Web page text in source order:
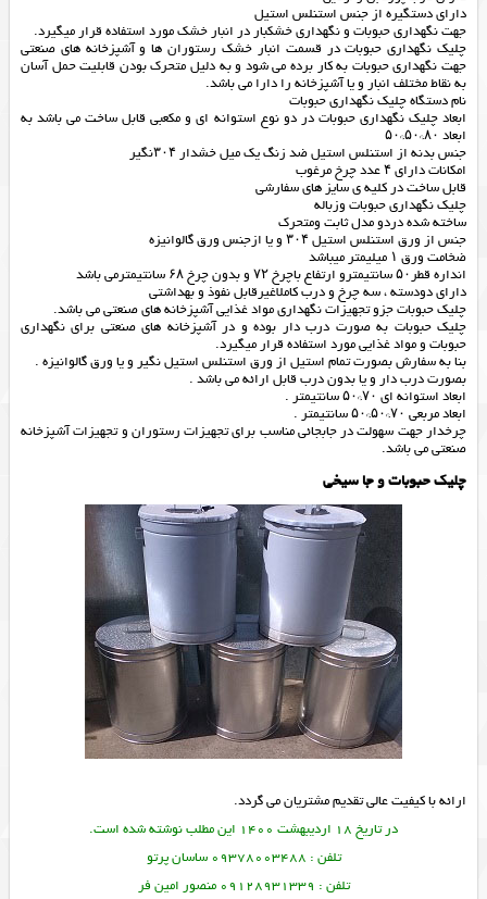
دارای دستگیره از جنس استنلس استیل
جهت نگهداری حبوبات و نگهداری خشکبار در انبار خشک مورد استفاده قرار میگیرد.
چلیک نگهداری حبوبات در قسمت انبار خشک رستوران ها و آشپزخانه های صنعتی
جهت نگهداری حبوبات به کار برده می شود و به دلیل متحرک بودن قابلیت حمل آسان
به نقاط مختلف انبار و یا آشپزخانه را دارا می باشد.
نام دستگاه چلیک نگهداری حبوبات
ابعاد چلیک نگهداری حبوبات در دو نوع استوانه ای و مکعبی قابل ساخت می باشد به
ابعاد ۸۰*۵۰*۵۰
جنس بدنه از استنلس استیل ضد زنگ یک میل خشدار ۳۰۴نگیر
امکانات دارای ۴ عدد چرخ مرغوب
قابل ساخت در کلیه ی سایز های سفارشی
چلیک نگهداری حبوبات وزباله
ساخته شده دردو مدل ثابت ومتحرک
جنس از ورق استنلس استیل ۳۰۴ و یا ازجنس ورق گالوانیزه
ضخامت ورق ۱ میلیمتر میباشد
انداره قطر۵۰ سانتیمترو ارتفاع باچرخ ۷۲ و بدون چرخ ۶۸ سانتیمترمی باشد
دارای دودسته ، سه چرخ و درب کاملاغیرقابل نفوذ و بهداشتی
چلیک حبوبات جزو تجهیزات نگهداری مواد غذایی آشپزخانه های صنعتی می باشد.
چلیک حبوبات به صورت درب دار بوده و در آشپزخانه های صنعتی برای نگهداری
حبوبات و مواد غذایی مورد استفاده قرار میگیرد.
بنا به سفارش بصورت تمام استیل از ورق استنلس استیل نگیر و یا ورق گالوانیزه .
بصورت درب دار و یا بدون درب قابل ارائه می باشد .
ابعاد استوانه ای ۷۰*۵۰ سانتیمتر .
ابعاد مربعی ۷۰*۵۰*۵۰ سانتیمتر .
چرخدار جهت سهولت در جابجائی مناسب برای تجهیزات رستوران و تجهیزات آشپزخانه
صنعتی می باشد.
چلیک حبوبات و جا سیخی
ارائه با کیفیت عالی تقدیم مشتریان می گردد.
در تاریخ 18 اردیبهشت 1400 این مطلب نوشته شده است.
تلفن : 09378003488 ساسان پرتو
تلفن : 09128931339 منصور امین فر